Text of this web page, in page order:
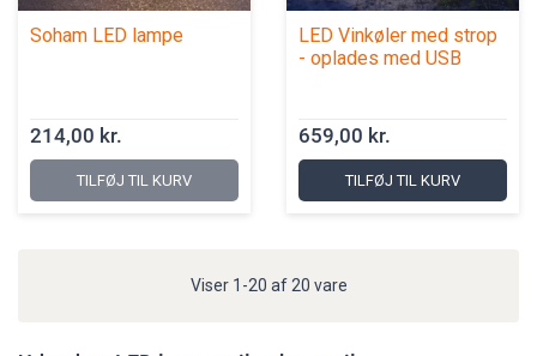
Soham LED lampe
214,00 kr.
TILFØJ TIL KURV
LED Vinkøler med strop
- oplades med USB
659,00 kr.
TILFØJ TIL KURV
Viser 1-20 af 20 vare